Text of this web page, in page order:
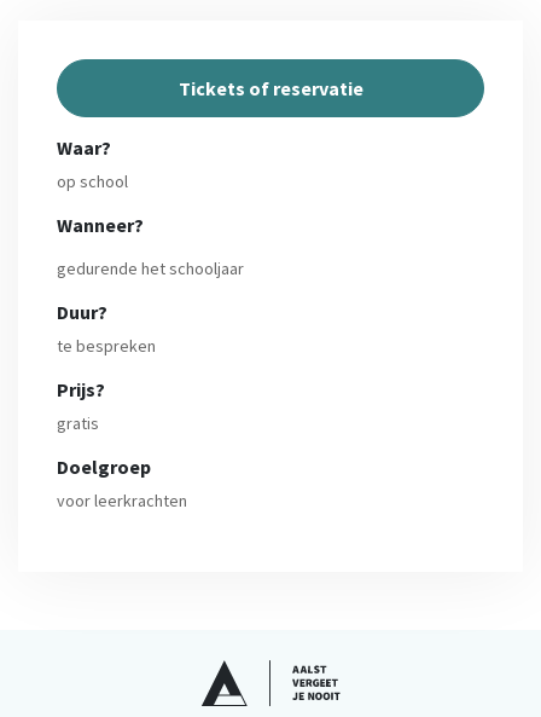
Tickets of reservatie
Waar?
op school
Wanneer?
gedurende het schooljaar
Duur?
te bespreken
Prijs?
gratis
Doelgroep
voor leerkrachten